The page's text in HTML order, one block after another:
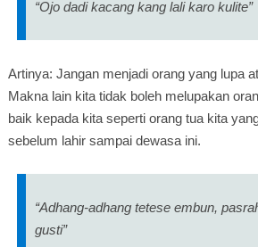
“Ojo dadi kacang kang lali karo kulite”
Artinya: Jangan menjadi orang yang lupa
Makna lain kita tidak boleh melupakan
baik kepada kita seperti orang tua kita
sebelum lahir sampai dewasa ini.
“Adhang-adhang tetese embun,
gusti”